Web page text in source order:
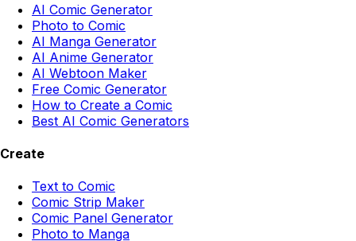
AI Comic Generator
Photo to Comic
AI Manga Generator
AI Anime Generator
AI Webtoon Maker
Free Comic Generator
How to Create a Comic
Best AI Comic Generators
Create
Text to Comic
Comic Strip Maker
Comic Panel Generator
Photo to Manga